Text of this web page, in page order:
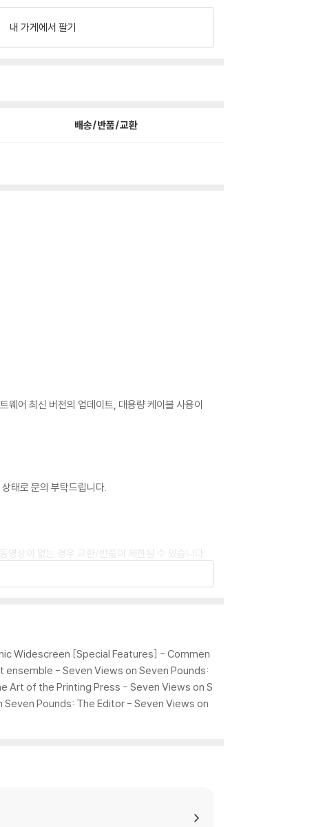
내 가게에서 팔기
배송/반품/교환
웨어 최신 버전의 업데이트, 대용량 케이블 사용이
태로 문의 부탁드립니다.
상이 없는 경우 교환/반품이 제한될 수 있습니다.
품을 이용하면 대부분 해결됩니다.
어 사용을 권장드리며, ODD 사용으로 인한 재생 불
있는 경우에는 불량으로 인한 반품/교환이 가능합니
품이 제한될 수 있습니다.
므로 신중한 구매 선택을 부탁드립니다.
Widescreen [Special Features] - Commen
- Seven Views on Seven Pounds:
Art of the Printing Press - Seven Views on S
Pounds: The Editor - Seven Views on